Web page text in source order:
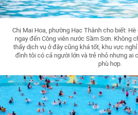
Chị Mai Hoa, phường Hạc Thành cho biết:
ngay đến Công viên nước Sầm Sơn. Không
thấy dịch vụ ở đây cũng khá tốt, khu vực
đình tôi có cả người lớn và trẻ nhỏ nhưng ai
phù hợp.